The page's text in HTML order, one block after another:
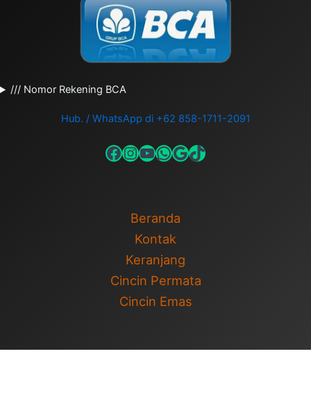
/// Nomor Rekening BCA
Hub. / WhatsApp di +62 858-1711-2091
Beranda
Kontak
Keranjang
Cincin Permata
Cincin Emas